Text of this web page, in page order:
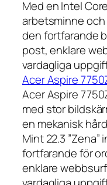
Med en Intel
arbetsminne
den fortfarande
post, enklare
vardagliga
Acer Aspire
Acer Aspire
med stor
en mekanisk
Mint 22.3
fortfarande för
enklare